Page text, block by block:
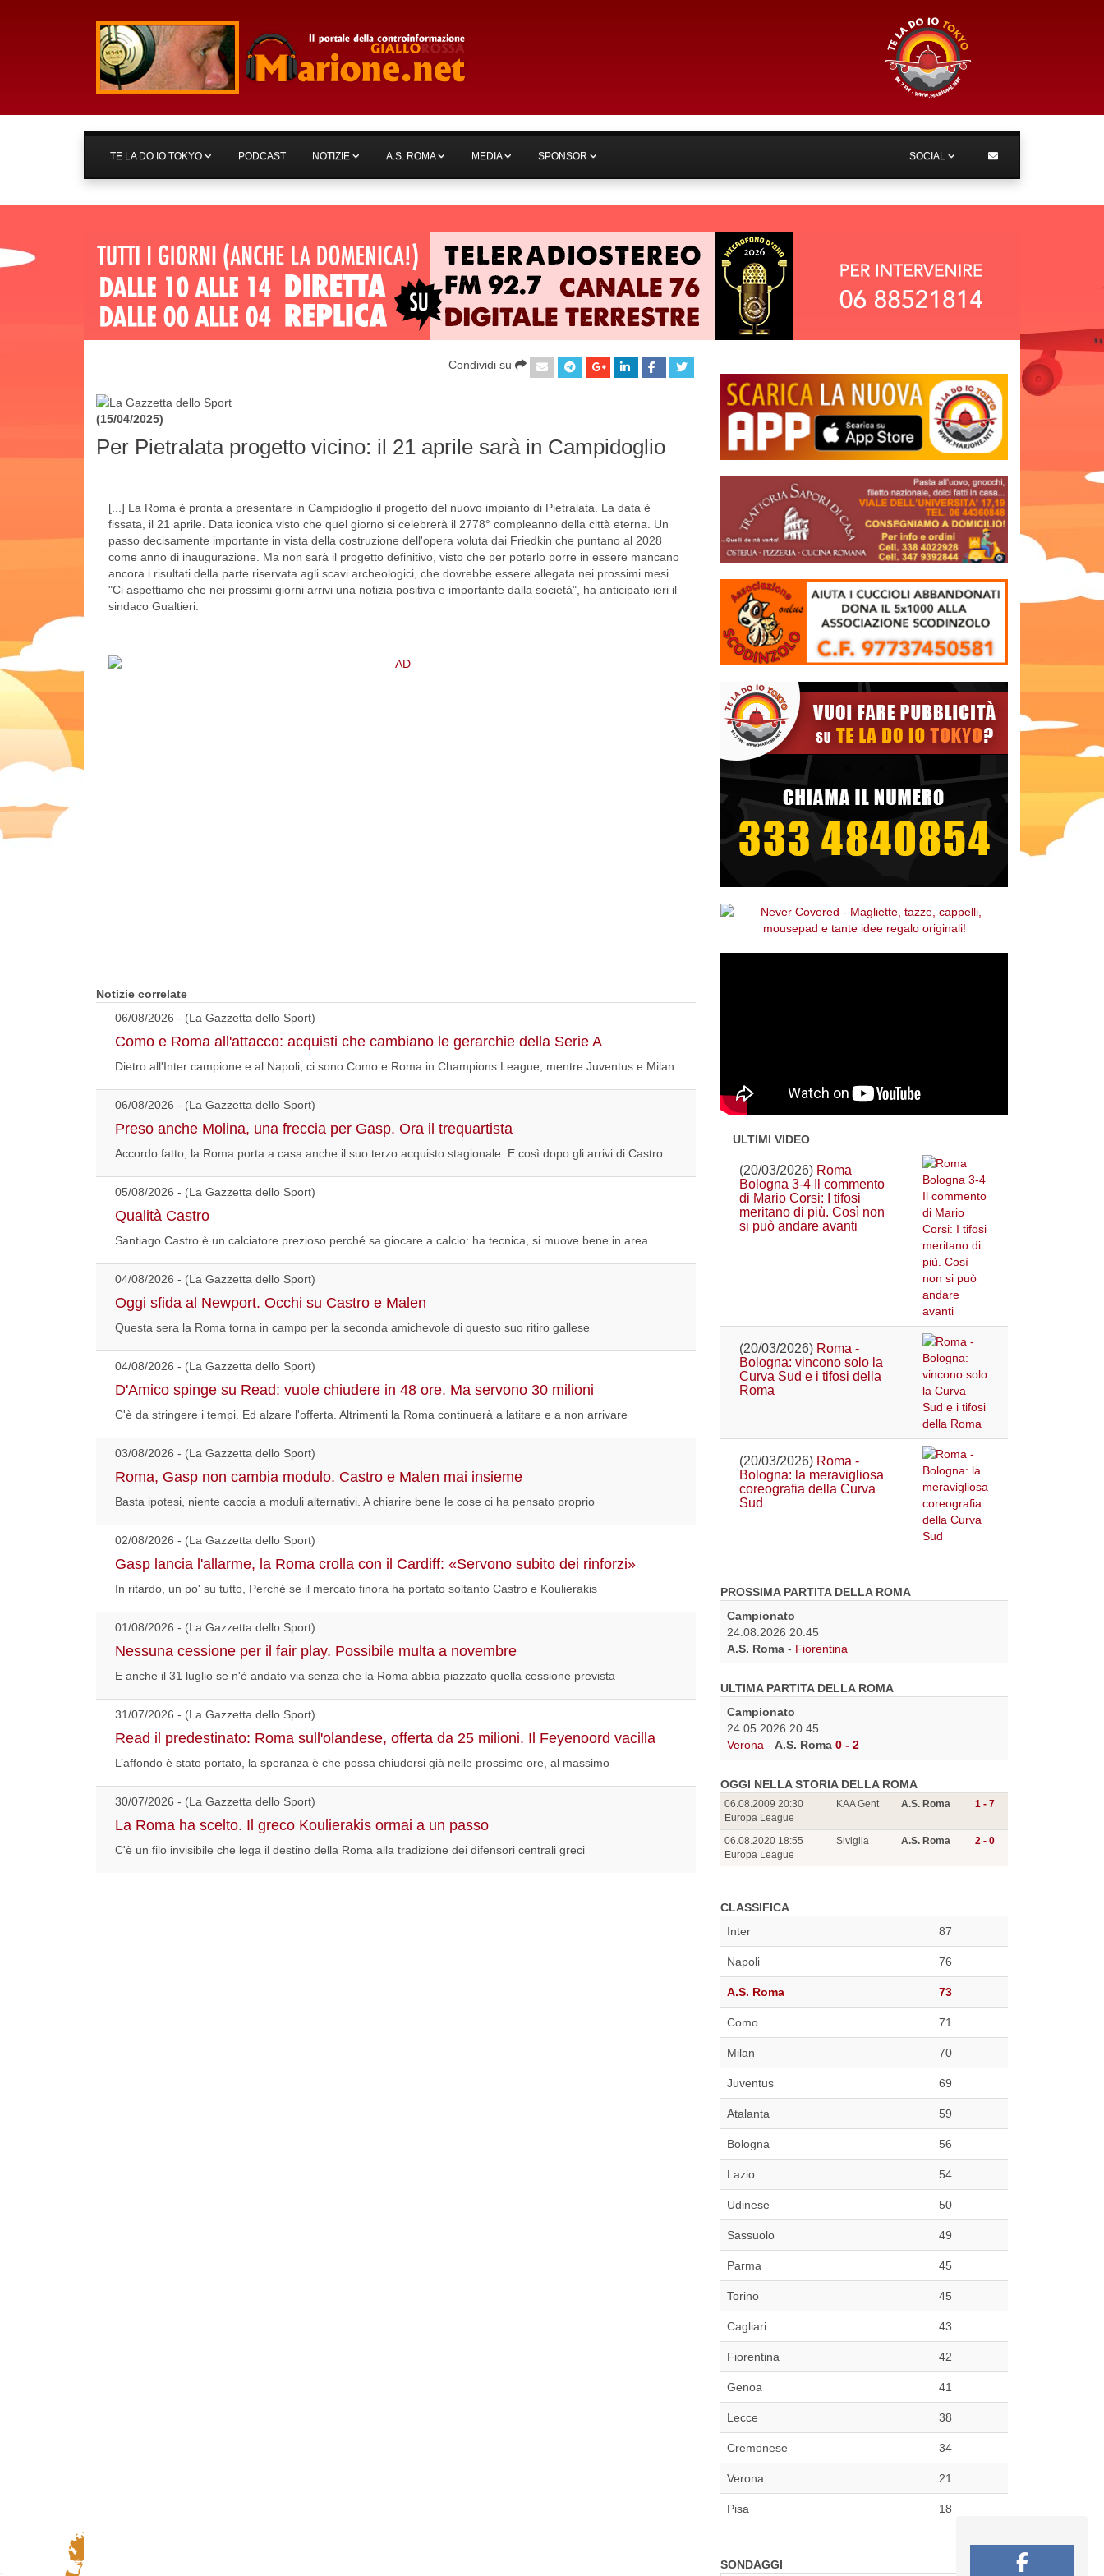
TE LA DO IO TOKYO PODCAST NOTIZIE A.S. ROMA MEDIA SPONSOR SOCIAL
Condividi su
(15/04/2025)
Per Pietralata progetto vicino: il 21 aprile sarà in Campidoglio
[...] La Roma è pronta a presentare in Campidoglio il progetto del nuovo impianto di Pietralata. La data è
fissata, il 21 aprile. Data iconica visto che quel giorno si celebrerà il 2778° compleanno della città eterna. Un
passo decisamente importante in vista della costruzione dell'opera voluta dai Friedkin che puntano al 2028
come anno di inaugurazione. Ma non sarà il progetto definitivo, visto che per poterlo porre in essere mancano
ancora i risultati della parte riservata agli scavi archeologici, che dovrebbe essere allegata nei prossimi mesi.
"Ci aspettiamo che nei prossimi giorni arrivi una notizia positiva e importante dalla società", ha anticipato ieri il
sindaco Gualtieri.
Notizie correlate
06/08/2026 - (La Gazzetta dello Sport)
Como e Roma all'attacco: acquisti che cambiano le gerarchie della Serie A
Dietro all'Inter campione e al Napoli, ci sono Como e Roma in Champions League, mentre Juventus e Milan
06/08/2026 - (La Gazzetta dello Sport)
Preso anche Molina, una freccia per Gasp. Ora il trequartista
Accordo fatto, la Roma porta a casa anche il suo terzo acquisto stagionale. E così dopo gli arrivi di Castro
05/08/2026 - (La Gazzetta dello Sport)
Qualità Castro
Santiago Castro è un calciatore prezioso perché sa giocare a calcio: ha tecnica, si muove bene in area
04/08/2026 - (La Gazzetta dello Sport)
Oggi sfida al Newport. Occhi su Castro e Malen
Questa sera la Roma torna in campo per la seconda amichevole di questo suo ritiro gallese
04/08/2026 - (La Gazzetta dello Sport)
D'Amico spinge su Read: vuole chiudere in 48 ore. Ma servono 30 milioni
C'è da stringere i tempi. Ed alzare l'offerta. Altrimenti la Roma continuerà a latitare e a non arrivare
03/08/2026 - (La Gazzetta dello Sport)
Roma, Gasp non cambia modulo. Castro e Malen mai insieme
Basta ipotesi, niente caccia a moduli alternativi. A chiarire bene le cose ci ha pensato proprio
02/08/2026 - (La Gazzetta dello Sport)
Gasp lancia l'allarme, la Roma crolla con il Cardiff: «Servono subito dei rinforzi»
In ritardo, un po' su tutto, Perché se il mercato finora ha portato soltanto Castro e Koulierakis
01/08/2026 - (La Gazzetta dello Sport)
Nessuna cessione per il fair play. Possibile multa a novembre
E anche il 31 luglio se n'è andato via senza che la Roma abbia piazzato quella cessione prevista
31/07/2026 - (La Gazzetta dello Sport)
Read il predestinato: Roma sull'olandese, offerta da 25 milioni. Il Feyenoord vacilla
L’affondo è stato portato, la speranza è che possa chiudersi già nelle prossime ore, al massimo
30/07/2026 - (La Gazzetta dello Sport)
La Roma ha scelto. Il greco Koulierakis ormai a un passo
C'è un filo invisibile che lega il destino della Roma alla tradizione dei difensori centrali greci
ULTIMI VIDEO
(20/03/2026) Roma
Bologna 3-4 Il commento
di Mario Corsi: I tifosi
meritano di più. Così non
si può andare avanti
(20/03/2026) Roma -
Bologna: vincono solo la
Curva Sud e i tifosi della
Roma
(20/03/2026) Roma -
Bologna: la meravigliosa
coreografia della Curva
Sud
PROSSIMA PARTITA DELLA ROMA
Campionato
24.08.2026 20:45
A.S. Roma - Fiorentina
ULTIMA PARTITA DELLA ROMA
Campionato
24.05.2026 20:45
Verona - A.S. Roma 0 - 2
OGGI NELLA STORIA DELLA ROMA
06.08.2009 20:30
Europa League
KAA Gent A.S. Roma 1 - 7
06.08.2020 18:55
Europa League
Siviglia A.S. Roma 2 - 0
CLASSIFICA
Inter
87
Napoli 76
A.S. Roma 73
Como 71
Milan 70
Juventus 69
Atalanta 59
Bologna 56
Lazio 54
Udinese 50
Sassuolo 49
Parma 45
Torino 45
Cagliari 43
Fiorentina 42
Genoa 41
Lecce 38
Cremonese 34
Verona 21
Pisa 18
SONDAGGI